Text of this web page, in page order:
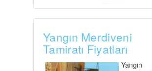
Yangın Merdiveni
Tamiratı Fiyatları
Yangın